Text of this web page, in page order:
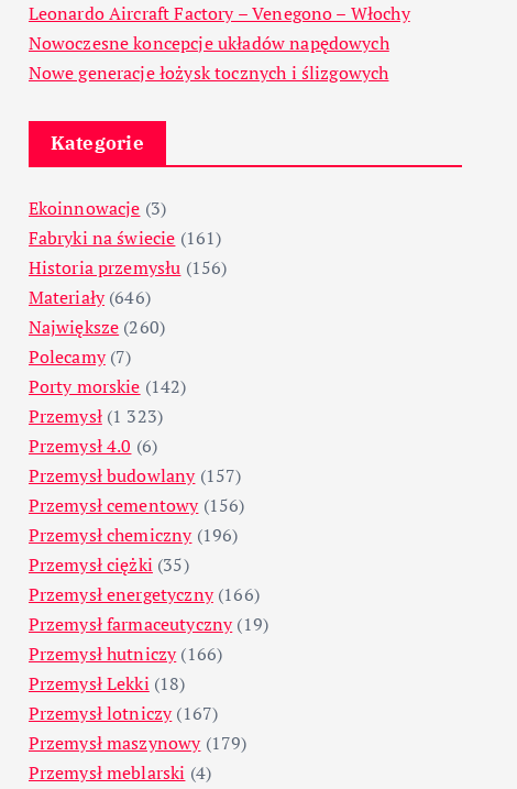
Leonardo Aircraft Factory – Venegono – Włochy
Nowoczesne koncepcje układów napędowych
Nowe generacje łożysk tocznych i ślizgowych
Kategorie
Ekoinnowacje (3)
Fabryki na świecie (161)
Historia przemysłu (156)
Materiały(646)
Największe (260)
Polecamy(7)
Porty morskie (142)
Przemysł(1 323)
Przemysł 4.0 (6)
Przemysł budowlany(157)
Przemysł cementowy(156)
Przemysł chemiczny(196)
Przemysł ciężki (35)
Przemysł energetyczny(166)
Przemysł farmaceutyczny(19)
Przemysł hutniczy(166)
Przemysł Lekki (18)
Przemysł lotniczy(167)
Przemysł maszynowy(179)
Przemysł meblarski (4)